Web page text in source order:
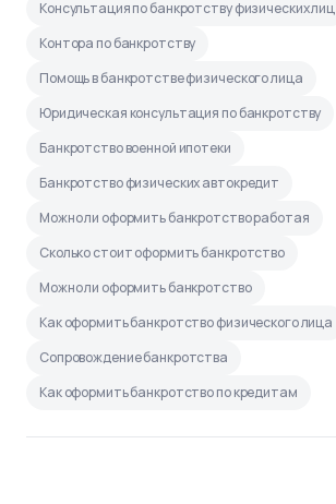
Консультация по банкротству физических лиц
Контора по банкротству
Помощь в банкротстве физического лица
Юридическая консультация по банкротству
Банкротство военной ипотеки
Банкротство физических автокредит
Можно ли оформить банкротство работая
Сколько стоит оформить банкротство
Можно ли оформить банкротство
Как оформить банкротство физического лица
Сопровождение банкротства
Как оформить банкротство по кредитам